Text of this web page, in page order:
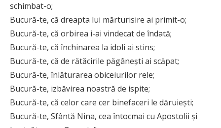
schimbat-o;
Bucură-te, că dreapta lui mărturisire ai primit-o;
Bucură-te, că orbirea i-ai vindecat de îndată;
Bucură-te, că închinarea la idoli ai stins;
Bucură-te, că de rătăcirile păgânești ai scăpat;
Bucură-te, înlăturarea obiceiurilor rele;
Bucură-te, izbăvirea noastră de ispite;
Bucură-te, că celor care cer binefaceri le dăruiești;
Bucură-te, Sfântă Nina, cea întocmai cu Apostolii și